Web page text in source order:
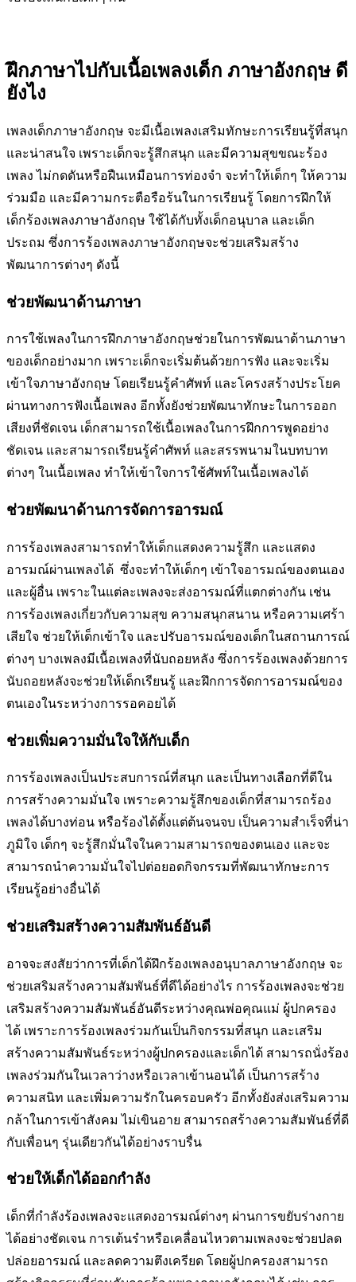
ฝึกภาษาไปกับเนื้อเพลงเด็ก ภาษาอังกฤษ ดี
ยังไง
เพลงเด็กภาษาอังกฤษ จะมีเนื้อเพลงเสริมทักษะการเรียนรู้ที่สนุก
และน่าสนใจ เพราะเด็กจะรู้สึกสนุก และมีความสุขขณะร้อง
เพลง ไม่กดดันหรือฝืนเหมือนการท่องจำ จะทำให้เด็กๆ ให้ความ
ร่วมมือ และมีความกระตือรือร้นในการเรียนรู้ โดยการฝึกให้
เด็กร้องเพลงภาษาอังกฤษ ใช้ได้กับทั้งเด็กอนุบาล และเด็ก
ประถม ซึ่งการร้องเพลงภาษาอังกฤษจะช่วยเสริมสร้าง
พัฒนาการต่างๆ ดังนี้
ช่วยพัฒนาด้านภาษา
การใช้เพลงในการฝึกภาษาอังกฤษช่วยในการพัฒนาด้านภาษา
ของเด็กอย่างมาก เพราะเด็กจะเริ่มต้นด้วยการฟัง และจะเริ่ม
เข้าใจภาษาอังกฤษ โดยเรียนรู้คำศัพท์ และโครงสร้างประโยค
ผ่านทางการฟังเนื้อเพลง อีกทั้งยังช่วยพัฒนาทักษะในการออก
เสียงที่ชัดเจน เด็กสามารถใช้เนื้อเพลงในการฝึกการพูดอย่าง
ชัดเจน และสามารถเรียนรู้คำศัพท์ และสรรพนามในบทบาท
ต่างๆ ในเนื้อเพลง ทำให้เข้าใจการใช้ศัพท์ในเนื้อเพลงได้
ช่วยพัฒนาด้านการจัดการอารมณ์
การร้องเพลงสามารถทำให้เด็กแสดงความรู้สึก และแสดง
อารมณ์ผ่านเพลงได้ ซึ่งจะทำให้เด็กๆ เข้าใจอารมณ์ของตนเอง
และผู้อื่น เพราะในแต่ละเพลงจะส่งอารมณ์ที่แตกต่างกัน เช่น
การร้องเพลงเกี่ยวกับความสุข ความสนุกสนาน หรือความเศร้า
เสียใจ ช่วยให้เด็กเข้าใจ และปรับอารมณ์ของเด็กในสถานการณ์
ต่างๆ บางเพลงมีเนื้อเพลงที่นับถอยหลัง ซึ่งการร้องเพลงด้วยการ
นับถอยหลังจะช่วยให้เด็กเรียนรู้ และฝึกการจัดการอารมณ์ของ
ตนเองในระหว่างการรอคอยได้
ช่วยเพิ่มความมั่นใจให้กับเด็ก
การร้องเพลงเป็นประสบการณ์ที่สนุก และเป็นทางเลือกที่ดีใน
การสร้างความมั่นใจ เพราะความรู้สึกของเด็กที่สามารถร้อง
เพลงได้บางท่อน หรือร้องได้ตั้งแต่ต้นจนจบ เป็นความสำเร็จที่น่า
ภูมิใจ เด็กๆ จะรู้สึกมั่นใจในความสามารถของตนเอง และจะ
สามารถนำความมั่นใจไปต่อยอดกิจกรรมที่พัฒนาทักษะการ
เรียนรู้อย่างอื่นได้
ช่วยเสริมสร้างความสัมพันธ์อันดี
อาจจะสงสัยว่าการที่เด็กได้ฝึกร้องเพลงอนุบาลภาษาอังกฤษ จะ
ช่วยเสริมสร้างความสัมพันธ์ที่ดีได้อย่างไร การร้องเพลงจะช่วย
เสริมสร้างความสัมพันธ์อันดีระหว่างคุณพ่อคุณแม่ ผู้ปกครอง
ได้ เพราะการร้องเพลงร่วมกันเป็นกิจกรรมที่สนุก และเสริม
สร้างความสัมพันธ์ระหว่างผู้ปกครองและเด็กได้ สามารถนั่งร้อง
เพลงร่วมกันในเวลาว่างหรือเวลาเข้านอนได้ เป็นการสร้าง
ความสนิท และเพิ่มความรักในครอบครัว อีกทั้งยังส่งเสริมความ
กล้าในการเข้าสังคม ไม่เขินอาย สามารถสร้างความสัมพันธ์ที่ดี
กับเพื่อนๆ รุ่นเดียวกันได้อย่างราบรื่น
ช่วยให้เด็กได้ออกกำลัง
เด็กที่กำลังร้องเพลงจะแสดงอารมณ์ต่างๆ ผ่านการขยับร่างกาย
ได้อย่างชัดเจน การเต้นรำหรือเคลื่อนไหวตามเพลงจะช่วยปลด
ปล่อยอารมณ์ และลดความตึงเครียด โดยผู้ปกครองสามารถ